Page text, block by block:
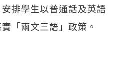
排學生以普通話及英語
「兩文三語」政策。